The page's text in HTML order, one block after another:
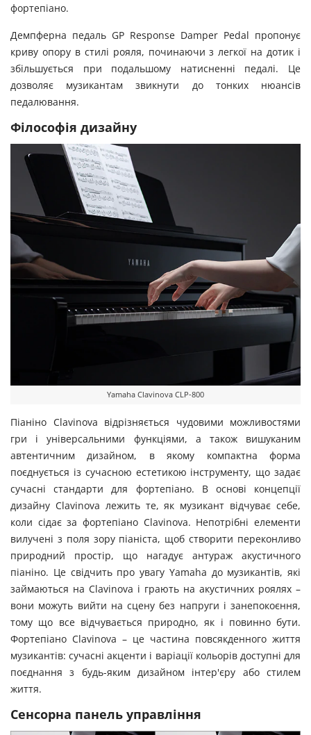
фортепіано.
Демпферна педаль GP Response Damper Pedal пропонує
криву опору в стилі рояля, починаючи з легкої на дотик і
збільшується при подальшому натисненні педалі. Це
дозволяє музикантам звикнути до тонких нюансів
педалювання.
Філософія дизайну
Yamaha Clavinova CLP-800
Піаніно Clavinova відрізняється чудовими можливостями
гри і універсальними функціями, а також вишуканим
автентичним дизайном, в якому компактна форма
поєднується із сучасною естетикою інструменту, що задає
сучасні стандарти для фортепіано. В основі концепції
дизайну Clavinova лежить те, як музикант відчуває себе,
коли сідає за фортепіано Clavinova. Непотрібні елементи
вилучені з поля зору піаніста, щоб створити переконливо
природний простір, що нагадує антураж акустичного
піаніно. Це свідчить про увагу Yamaha до музикантів, які
займаються на Clavinova і грають на акустичних роялях –
вони можуть вийти на сцену без напруги і занепокоєння,
тому що все відчувається природно, як і повинно бути.
Фортепіано Clavinova – це частина повсякденного життя
музикантів: сучасні акценти і варіації кольорів доступні для
поєднання з будь-яким дизайном інтер'єру або стилем
життя.
Сенсорна панель управління